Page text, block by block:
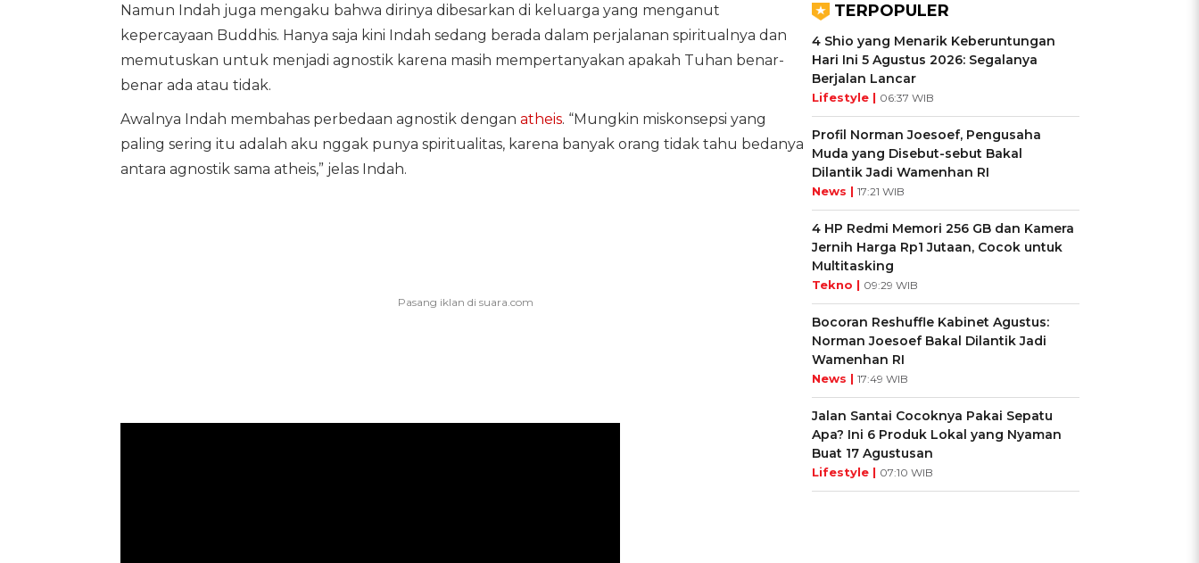
Namun Indah juga mengaku bahwa dirinya dibesarkan di keluarga yang menganut
kepercayaan Buddhis. Hanya saja kini Indah sedang berada dalam perjalanan spiritualnya dan
memutuskan untuk menjadi agnostik karena masih mempertanyakan apakah Tuhan benar-
benar ada atau tidak.
Awalnya Indah membahas perbedaan agnostik dengan atheis. “Mungkin miskonsepsi yang
paling sering itu adalah aku nggak punya spiritualitas, karena banyak orang tidak tahu bedanya
antara agnostik sama atheis,” jelas Indah.
TERPOPULER
4 Shio yang Menarik Keberuntungan
Hari Ini 5 Agustus 2026: Segalanya
Berjalan Lancar
Lifestyle | 06:37 WIB
Profil Norman Joesoef, Pengusaha
Muda yang Disebut-sebut Bakal
Dilantik Jadi Wamenhan RI
News | 17:21 WIB
4 HP Redmi Memori 256 GB dan Kamera
Jernih Harga Rp1 Jutaan, Cocok untuk
Multitasking
Tekno | 09:29 WIB
Bocoran Reshuffle Kabinet Agustus:
Norman Joesoef Bakal Dilantik Jadi
Wamenhan RI
News | 17:49 WIB
Jalan Santai Cocoknya Pakai Sepatu
Apa? Ini 6 Produk Lokal yang Nyaman
Buat 17 Agustusan
Lifestyle | 07:10 WIB